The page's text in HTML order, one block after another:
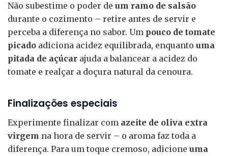
Não subestime o poder de um ramo de salsão
durante o cozimento – retire antes de servir e
perceba a diferença no sabor. Um pouco de tomate
picado adiciona acidez equilibrada, enquanto uma
pitada de açúcar ajuda a balancear a acidez do
tomate e realçar a doçura natural da cenoura.
Finalizações especiais
Experimente finalizar com azeite de oliva extra
virgem na hora de servir – o aroma faz toda a
diferença. Para um toque cremoso, adicione uma